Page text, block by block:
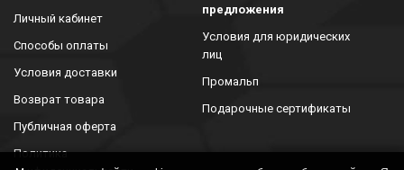
Личный кабинет
Способы оплаты
Условия доставки
Возврат товара
Публичная оферта
Политика
предложения
Условия для юридических
лиц
Промальп
Подарочные сертификаты